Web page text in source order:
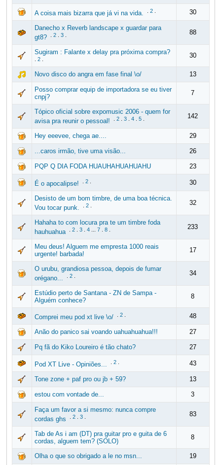
A coisa mais bizarra que já vi na vida. 2. 30
Danecho x Reverb landscape x guardar para
gt8?
2. 3. 88
Sugiram : Falante x delay pra próxima compra?
2. 30
Novo disco do angra em fase final \o/ 13
Posso comprar equip de importadora se eu tiver
cnpj?
7
Tópico oficial sobre expomusic 2006 - quem for
avisa pra reunir o pessoal!
2. 3. 4. 5. 142
Hey eeevee, chega ae.... 29
...caros irmão, tive uma visão... 26
PQP Q DIA FODA HUAUHAHUAHUAHU 23
É o apocalipse! 2. 30
Desisto de um bom timbre, de uma boa técnica.
Vou tocar punk.
2. 32
Hahaha to com locura pra te um timbre foda
hauhuahua
2. 3. 4... 7. 8. 233
Meu deus! Alguem me empresta 1000 reais
urgente! barbada!
17
O urubu, grandiosa pessoa, depois de fumar
orégano...
2. 34
Estúdio perto de Santana - ZN de Sampa -
Alguém conhece?
8
Comprei meu pod xt live \o/ 2. 48
Anão do panico sai voando uahuahuahua!!! 27
Pq fã do Kiko Loureiro é tão chato? 27
Pod XT Live - Opiniões... 2. 43
Tone zone + paf pro ou jb + 59? 13
estou com vontade de... 3
Faça um favor a si mesmo: nunca compre
cordas ghs
2. 3. 83
Tab de As i am (DT) pra guitar pro e guita de 6
cordas, alguem tem? (SOLO)
8
Olha o que so obrigado a le no msn... 19